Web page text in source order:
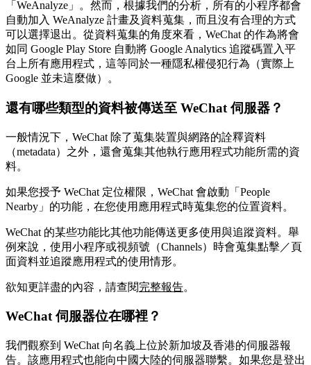
「WeAnalyze」。然而，根據我們的分析，所有的小程序都會
自動加入 WeAnalyze 計畫及資料蒐集，而且沒有合理的方式
可以選擇退出。從資料蒐集的角度來看，WeChat 的作為將會
如同 Google Play Store 自動將 Google Analytics 追蹤碼置入平
台上所有應用程式，這等同於一種隱私權侵犯行為（實際上
Google 並未這麼做）。
還有哪些類型的資料被傳送至 WeChat 伺服器？
一般情況下，WeChat 除了蒐集裝置與網路的詮釋資料
（metadata）之外，還會蒐集其他執行應用程式功能所需的資
料。
如果您授予 WeChat 定位權限，WeChat 會啟動「People
Nearby」的功能，在您使用應用程式時蒐集您的位置資料。
WeChat 的某些功能比其他功能傳送更多使用與追蹤資料。舉
例來說，使用小程序或視頻號（Channels）時會蒐集點擊／頁
面資料並追蹤應用程式的使用情形。
欲知更詳盡的內容，請查閱完整報告。
WeChat 伺服器位在哪裡？
我們觀察到 WeChat 向名義上位於新加坡及香港的伺服器報
告。該應用程式也能向中國大陸的伺服器聯繫。如果您是登出